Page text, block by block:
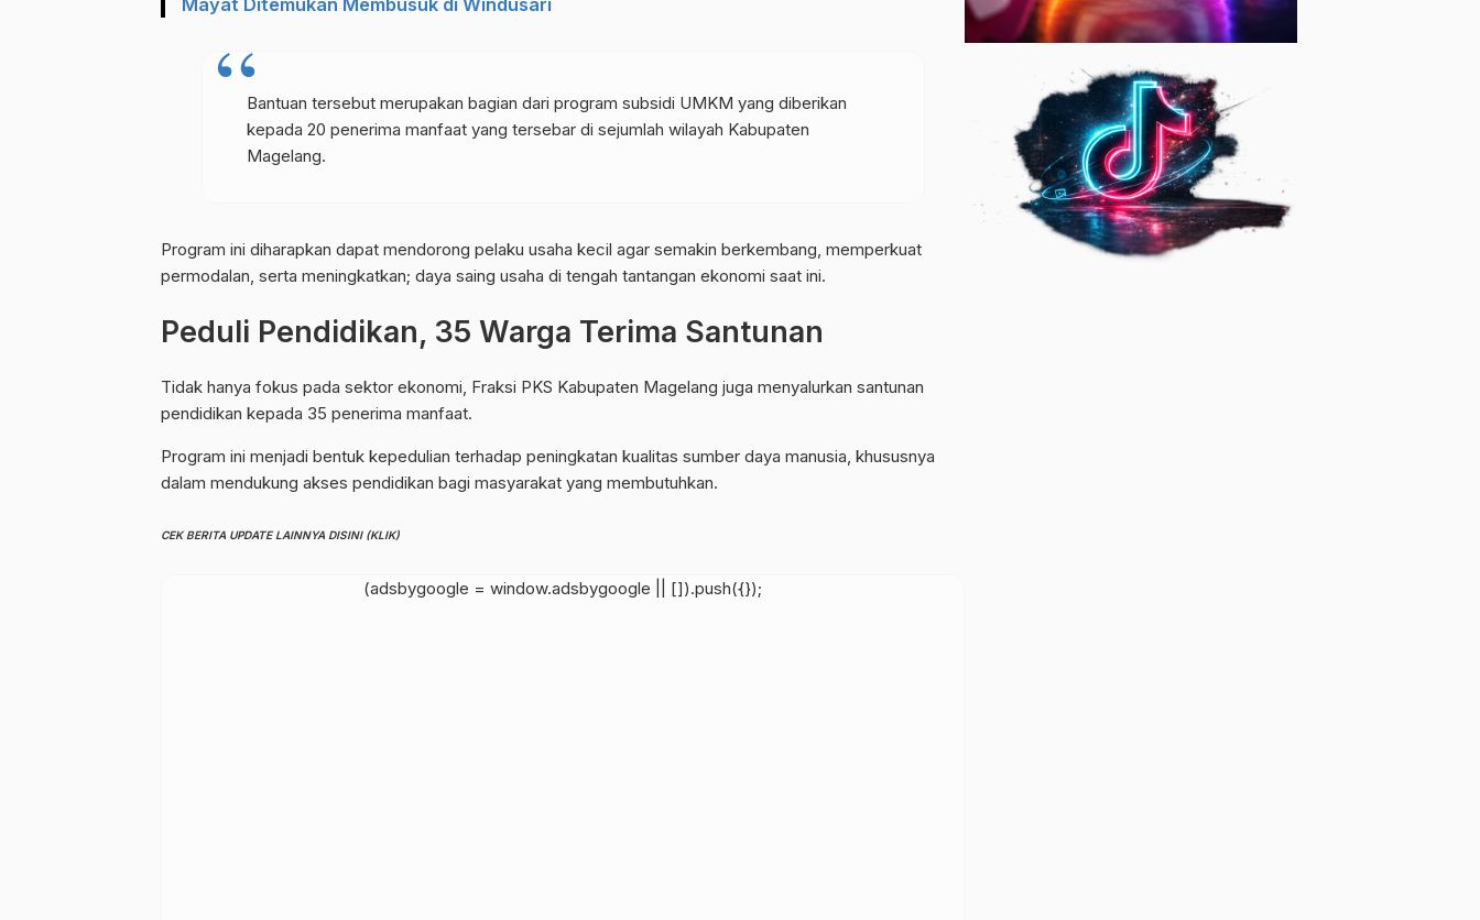
Mayat Ditemukan Membusuk di Windusari
Bantuan tersebut merupakan bagian dari program subsidi UMKM yang diberikan
kepada 20 penerima manfaat yang tersebar di sejumlah wilayah Kabupaten
Magelang.
Program ini diharapkan dapat mendorong pelaku usaha kecil agar semakin berkembang, memperkuat
permodalan, serta meningkatkan; daya saing usaha di tengah tantangan ekonomi saat ini.
Peduli Pendidikan, 35 Warga Terima Santunan
Tidak hanya fokus pada sektor ekonomi, Fraksi PKS Kabupaten Magelang juga menyalurkan santunan
pendidikan kepada 35 penerima manfaat.
Program ini menjadi bentuk kepedulian terhadap peningkatan kualitas sumber daya manusia, khususnya
dalam mendukung akses pendidikan bagi masyarakat yang membutuhkan.
CEK BERITA UPDATE LAINNYA DISINI (KLIK)
(adsbygoogle = window.adsbygoogle || []).push({});